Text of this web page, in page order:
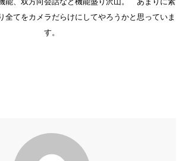
全てをカメラだらけにしてやろうかと思っていま
す。